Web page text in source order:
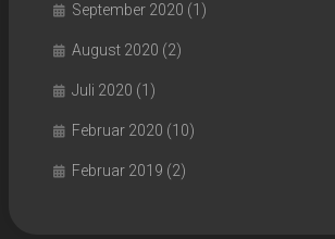
September 2020 (1)
August 2020 (2)
Juli 2020 (1)
Februar 2020 (10)
Februar 2019 (2)